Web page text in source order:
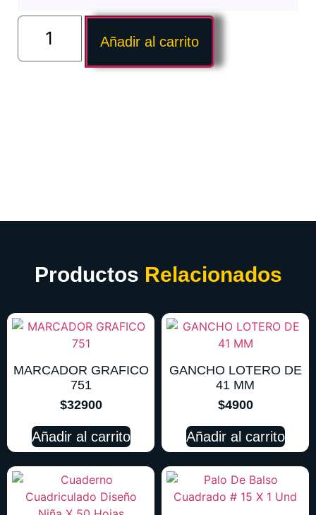
Añadir al carrito
Productos Relacionados
MARCADOR GRAFICO
751
$32900
Añadir al carrito
GANCHO LOTERO DE
41 MM
$4900
Añadir al carrito